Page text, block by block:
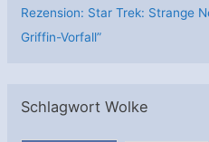
Rezension: Star Trek: Strange
Griffin-Vorfall”
Schlagwort Wolke